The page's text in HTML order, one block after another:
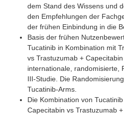
dem Stand des Wissens und
den Empfehlungen der
der frühen Einbindung in die
Basis der frühen
Tucatinib in Kombination mit
vs Trastuzumab +
internationale, randomisierte,
III-Studie. Die
Tucatinib-Arms.
Die Kombination von
Capecitabin vs Trastuzumab